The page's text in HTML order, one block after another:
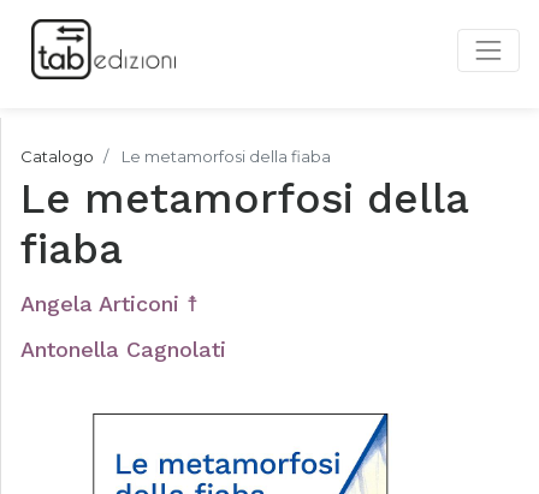
Catalogo Le metamorfosi della fiaba
Le metamorfosi della
fiaba
Angela Articoni ☨
Antonella Cagnolati